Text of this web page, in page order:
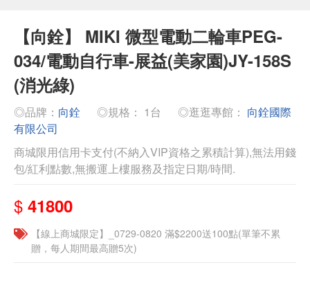
【向銓】 MIKI 微型電動二輪車PEG-
034/電動自行車-展益(美家園)JY-158S
(消光綠)
◎品牌： 向銓 ◎規格： 1台 ◎逛逛專館： 向銓國際
有限公司
商城限用信用卡支付(不納入VIP資格之累積計算),無法用錢
包/紅利點數,無搬運上樓服務及指定日期/時間.
$ 41800
【線上商城限定】_0729-0820 滿$2200送100點(單筆不累
贈，每人期間最高贈5次)